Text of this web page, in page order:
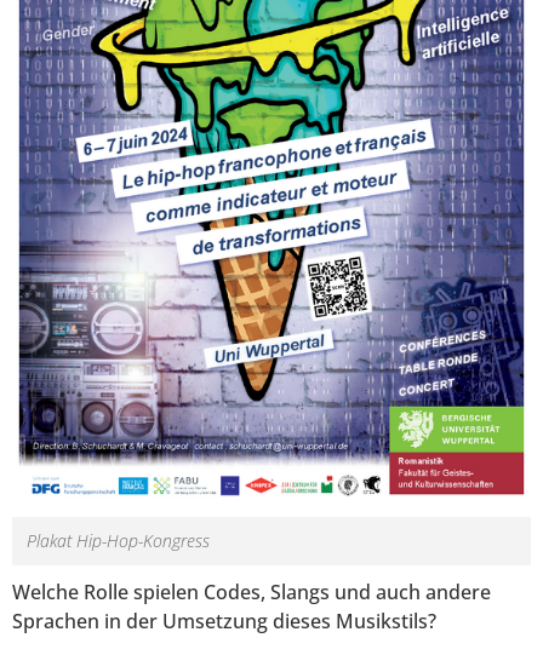
Plakat Hip-Hop-Kongress
Welche Rolle spielen Codes, Slangs und auch andere
Sprachen in der Umsetzung dieses Musikstils?